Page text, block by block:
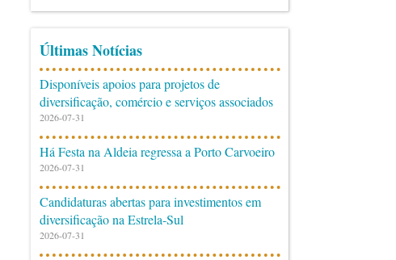
Últimas Notícias
Disponíveis apoios para projetos de
diversificação, comércio e serviços associados
2026-07-31
Há Festa na Aldeia regressa a Porto Carvoeiro
2026-07-31
Candidaturas abertas para investimentos em
diversificação na Estrela-Sul
2026-07-31